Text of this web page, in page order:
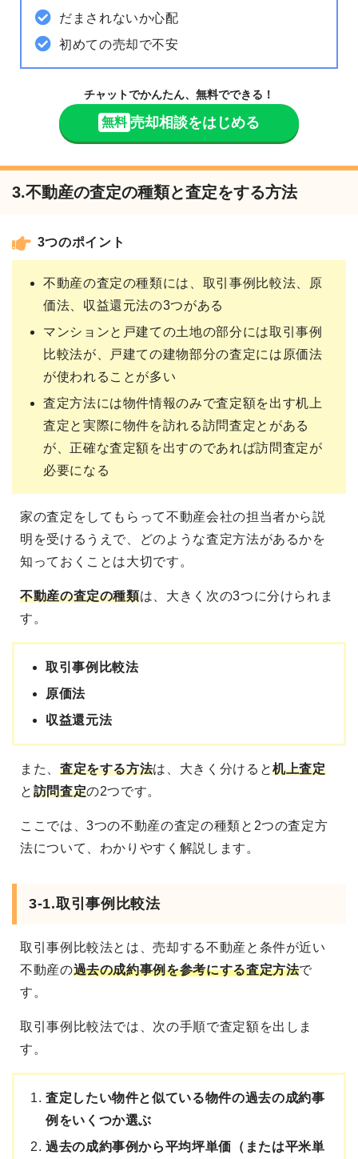
だまされないか心配
初めての売却で不安
チャットでかんたん、無料でできる！
無料 売却相談をはじめる
3.不動産の査定の種類と査定をする方法
3つのポイント
不動産の査定の種類には、取引事例比較法、原
価法、収益還元法の3つがある
マンションと戸建ての土地の部分には取引事例
比較法が、戸建ての建物部分の査定には原価法
が使われることが多い
査定方法には物件情報のみで査定額を出す机上
査定と実際に物件を訪れる訪問査定とがある
が、正確な査定額を出すのであれば訪問査定が
必要になる
家の査定をしてもらって不動産会社の担当者から説
明を受けるうえで、どのような査定方法があるかを
知っておくことは大切です。
不動産の査定の種類は、大きく次の3つに分けられま
す。
取引事例比較法
原価法
収益還元法
また、 査定をする方法は、大きく分けると机上査定
と 訪問査定の2つです。
ここでは、3つの不動産の査定の種類と2つの査定方
法について、わかりやすく解説します。
3-1.取引事例比較法
取引事例比較法とは、売却する不動産と条件が近い
不動産の過去の成約事例を参考にする査定方法で
す。
取引事例比較法では、次の手順で査定額を出しま
す。
査定したい物件と似ている物件の過去の成約事
例をいくつか選ぶ
過去の成約事例から平均坪単価（または平米単